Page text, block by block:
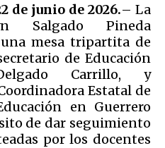
de junio de 2026.– La
Salgado Pineda
mesa tripartita de
de Educación
Carrillo, y
Estatal de
en Guerrero
de dar seguimiento
por los docentes